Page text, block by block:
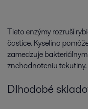
Tieto enzýmy rozruší
častice. Kyselina
zamedzuje
znehodnoteniu tekutiny.
Dlhodobé